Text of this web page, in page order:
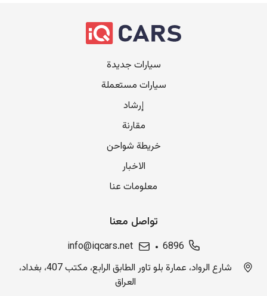
سيارات جديدة
سيارات مستعملة
إرشاد
مقارنة
خريطة شواحن
الاخبار
معلومات عنا
تواصل معنا
6896
info@iqcars.net
شارع الرواد، عمارة بلو تاور الطابق الرابع، مكتب 407، بغداد،
العراق